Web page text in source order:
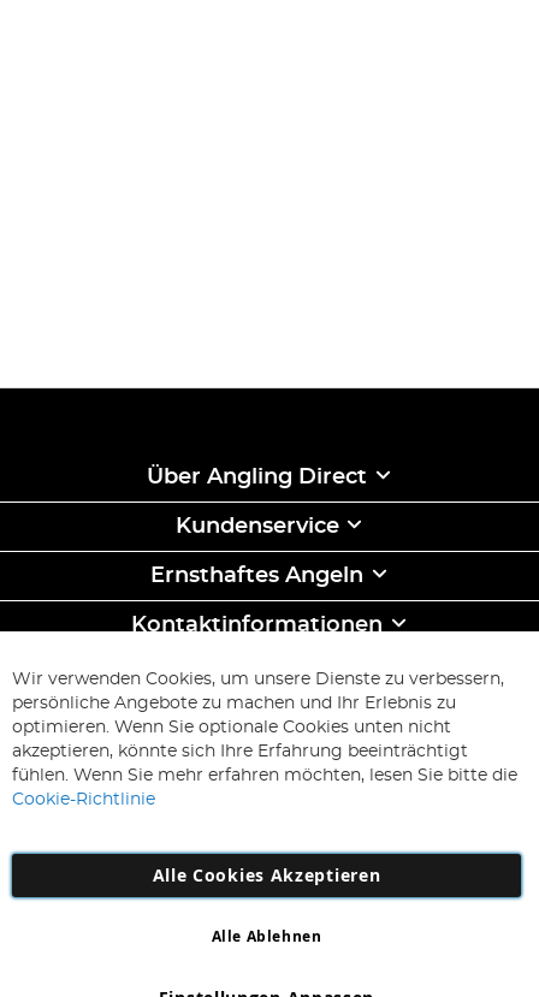
Über Angling Direct
Kundenservice
Ernsthaftes Angeln
Kontaktinformationen
ABONNIEREN & SPAREN
Melden
Sie
unseren
Newsletter
Abonnieren
Wir verwenden Cookies, um unsere Dienste zu verbessern,
persönliche Angebote zu machen und Ihr Erlebnis zu
optimieren. Wenn Sie optionale Cookies unten nicht
akzeptieren, könnte sich Ihre Erfahrung beeinträchtigt
fühlen. Wenn Sie mehr erfahren möchten, lesen Sie bitte die
Cookie-Richtlinie
Alle Cookies Akzeptieren
Alle Ablehnen